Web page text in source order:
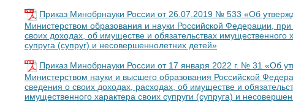
Приказ Минобрнауки России от 26.07.2019 № 533 «Об
Министерством образования и науки Российской Федерации,
своих доходах, об имуществе и обязательствах
супруга (супруг) и несовершеннолетних детей»
Приказ Минобрнауки России от 17 января 2022 г. № 31 «Об
Министерством науки и высшего образования Российской
сведения о своих доходах, расходах, об имуществе и
имущественного характера своих супруги (супруга) и